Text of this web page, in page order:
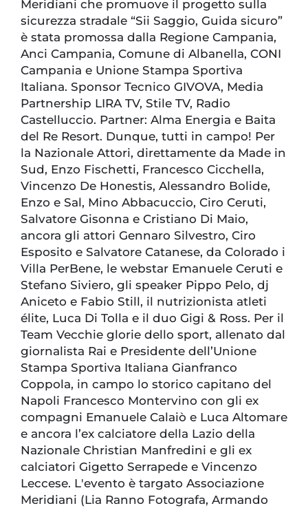
Meridiani che promuove il progetto sulla
sicurezza stradale “Sii Saggio, Guida sicuro”
è stata promossa dalla Regione Campania,
Anci Campania, Comune di Albanella, CONI
Campania e Unione Stampa Sportiva
Italiana. Sponsor Tecnico GIVOVA, Media
Partnership LIRA TV, Stile TV, Radio
Castelluccio. Partner: Alma Energia e Baita
del Re Resort. Dunque, tutti in campo! Per
la Nazionale Attori, direttamente da Made in
Sud, Enzo Fischetti, Francesco Cicchella,
Vincenzo De Honestis, Alessandro Bolide,
Enzo e Sal, Mino Abbacuccio, Ciro Ceruti,
Salvatore Gisonna e Cristiano Di Maio,
ancora gli attori Gennaro Silvestro, Ciro
Esposito e Salvatore Catanese, da Colorado i
Villa PerBene, le webstar Emanuele Ceruti e
Stefano Siviero, gli speaker Pippo Pelo, dj
Aniceto e Fabio Still, il nutrizionista atleti
élite, Luca Di Tolla e il duo Gigi & Ross. Per il
Team Vecchie glorie dello sport, allenato dal
giornalista Rai e Presidente dell’Unione
Stampa Sportiva Italiana Gianfranco
Coppola, in campo lo storico capitano del
Napoli Francesco Montervino con gli ex
compagni Emanuele Calaiò e Luca Altomare
e ancora l’ex calciatore della Lazio della
Nazionale Christian Manfredini e gli ex
calciatori Gigetto Serrapede e Vincenzo
Leccese. L'evento è targato Associazione
Meridiani (Lia Ranno Fotografa, Armando